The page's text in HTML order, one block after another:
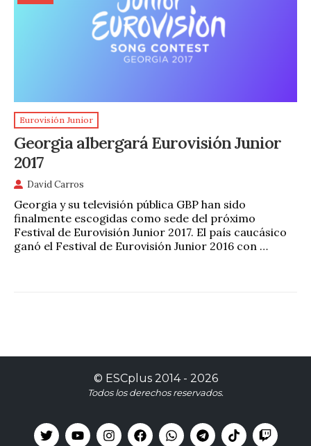
Eurovisión Junior
Georgia albergará Eurovisión Junior
2017
David Carros
Georgia y su televisión pública GBP han sido
finalmente escogidas como sede del próximo
Festival de Eurovisión Junior 2017. El país caucásico
ganó el Festival de Eurovisión Junior 2016 con …
© ESCplus2014 - 2026
Todos los derechos reservados.